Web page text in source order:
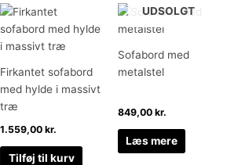
Firkantet sofabord
med hylde i massivt
træ
1.559,00kr.
Tilføj til kurv
UDSOLGT
Sofabord med
metalstel
849,00 kr.
Læs mere